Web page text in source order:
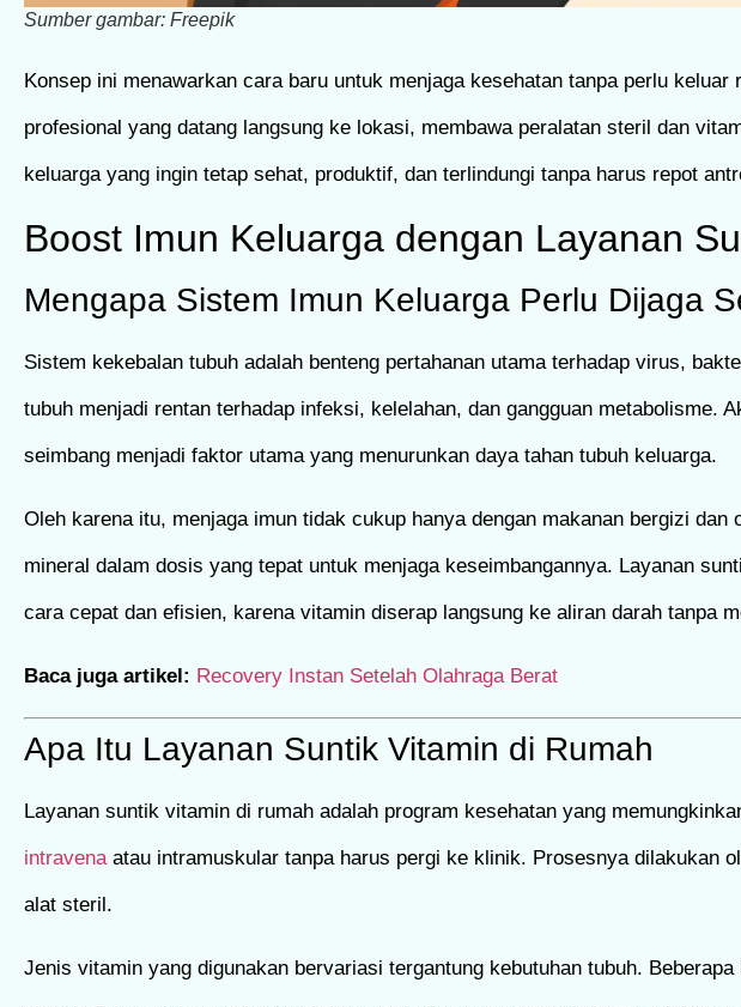
Sumber gambar: Freepik
Konsep ini menawarkan cara baru untuk menjaga kesehatan tanpa perlu
profesional yang datang langsung ke lokasi, membawa peralatan steril dan
keluarga yang ingin tetap sehat, produktif, dan terlindungi tanpa harus repot
Boost Imun Keluarga dengan Layanan
Mengapa Sistem Imun Keluarga Perlu Dijaga
Sistem kekebalan tubuh adalah benteng pertahanan utama terhadap virus,
tubuh menjadi rentan terhadap infeksi, kelelahan, dan gangguan metabolisme.
seimbang menjadi faktor utama yang menurunkan daya tahan tubuh keluarga.
Oleh karena itu, menjaga imun tidak cukup hanya dengan makanan bergizi
mineral dalam dosis yang tepat untuk menjaga keseimbangannya. Layanan
cara cepat dan efisien, karena vitamin diserap langsung ke aliran darah tanpa
Baca juga artikel: Recovery Instan Setelah Olahraga Berat
Apa Itu Layanan Suntik Vitamin di Rumah
Layanan suntik vitamin di rumah adalah program kesehatan yang
intravena atau intramuskular tanpa harus pergi ke klinik. Prosesnya dilakukan
alat steril.
Jenis vitamin yang digunakan bervariasi tergantung kebutuhan tubuh.